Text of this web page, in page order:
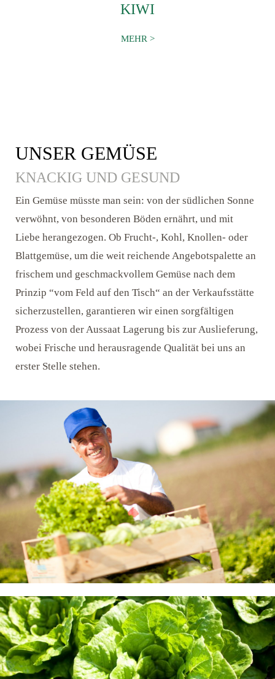
KIWI
MEHR
UNSER GEMÜSE
KNACKIG UND GESUND
Ein Gemüse müsste man sein: von der südlichen Sonne
verwöhnt, von besonderen Böden ernährt, und mit
Liebe herangezogen. Ob Frucht-, Kohl, Knollen- oder
Blattgemüse, um die weit reichende Angebotspalette an
frischem und geschmackvollem Gemüse nach dem
Prinzip “vom Feld auf den Tisch“ an der Verkaufsstätte
sicherzustellen, garantieren wir einen sorgfältigen
Prozess von der Aussaat Lagerung bis zur Auslieferung,
wobei Frische und herausragende Qualität bei uns an
erster Stelle stehen.